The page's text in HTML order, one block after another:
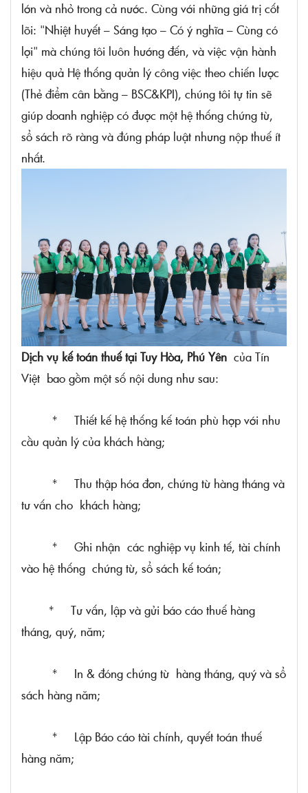
lớn và nhỏ trong cả nước. Cùng với những giá trị cốt
lõi: "Nhiệt huyết – Sáng tạo – Có ý nghĩa – Cùng có
lợi" mà chúng tôi luôn hướng đến, và việc vận hành
hiệu quả Hệ thống quản lý công việc theo chiến lược
(Thẻ điểm cân bằng – BSC&KPI), chúng tôi tự tin sẽ
giúp doanh nghiệp có được một hệ thống chứng từ,
sổ sách rõ ràng và đúng pháp luật nhưng nộp thuế ít
nhất.
Dịch vụ kế toán thuế tại Tuy Hòa, Phú Yên của Tín
Việt bao gồm một số nội dung như sau:
* Thiết kế hệ thống kế toán phù hợp với nhu
cầu quản lý của khách hàng;
* Thu thập hóa đơn, chứng từ hàng tháng và
tư vấn cho khách hàng;
* Ghi nhận các nghiệp vụ kinh tế, tài chính
vào hệ thống chứng từ, sổ sách kế toán;
* Tư vấn, lập và gửi báo cáo thuế hàng
tháng, quý, năm;
* In & đóng chứng từ hàng tháng, quý và sổ
sách hàng năm;
* Lập Báo cáo tài chính, quyết toán thuế
hàng năm;